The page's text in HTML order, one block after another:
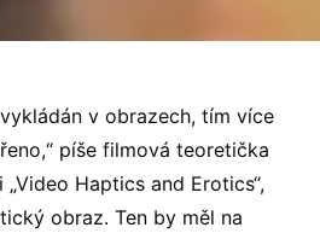
v obrazech, tím více
píše filmová teoretička
Haptics and Erotics“,
obraz. Ten by měl na